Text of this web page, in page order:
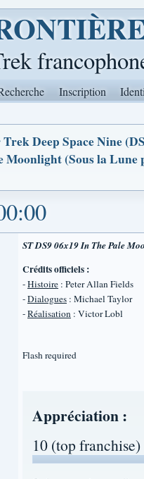
Inscription
Deep Space Nine
Moonlight (Sous la Lune
ST DS9 06x19 In The Pale
Crédits officiels :
-Histoire : Peter Allan Fields
-Dialogues : Michael Taylor
-Réalisation : Victor Lobl
Flash required
Appréciation :
10 (top franchise)